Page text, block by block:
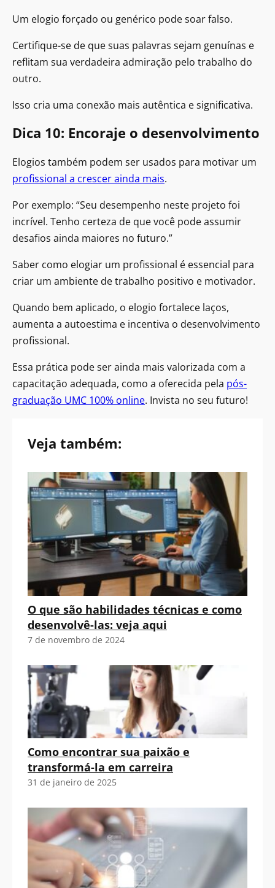
Um elogio forçado ou genérico pode soar falso.
Certifique-se de que suas palavras sejam genuínas e
reflitam sua verdadeira admiração pelo trabalho do
outro.
Isso cria uma conexão mais autêntica e significativa.
Dica 10: Encoraje o desenvolvimento
Elogios também podem ser usados para motivar um
profissional a crescer ainda mais.
Por exemplo: “Seu desempenho neste projeto foi
incrível. Tenho certeza de que você pode assumir
desafios ainda maiores no futuro.”
Saber como elogiar um profissional é essencial para
criar um ambiente de trabalho positivo e motivador.
Quando bem aplicado, o elogio fortalece laços,
aumenta a autoestima e incentiva o desenvolvimento
profissional.
Essa prática pode ser ainda mais valorizada com a
capacitação adequada, como a oferecida pela pós-
graduação UMC 100% online. Invista no seu futuro!
Veja também:
O que são habilidades técnicas e como
desenvolvê-las: veja aqui
7 de novembro de 2024
Como encontrar sua paixão e
transformá-la em carreira
31 de janeiro de 2025